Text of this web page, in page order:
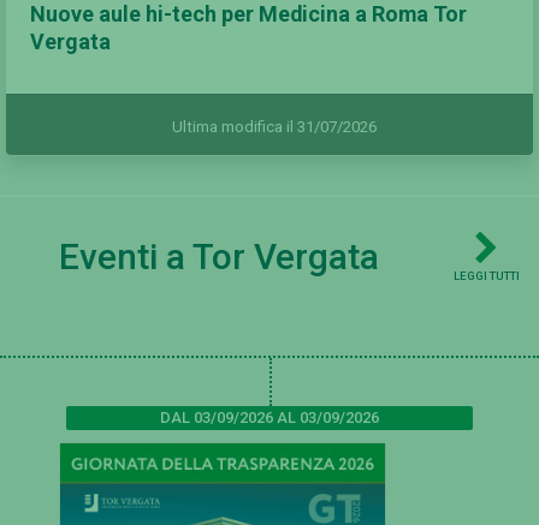
Nuove aule hi-tech per Medicina a Roma Tor
Vergata
Ultima modifica il 31/07/2026
Eventi a Tor Vergata LEGGI TUTTI
DAL 03/09/2026 AL 03/09/2026